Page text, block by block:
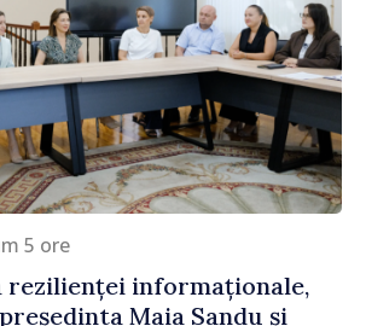
5 ore
rezilienței informaționale,
Maia Sandu și